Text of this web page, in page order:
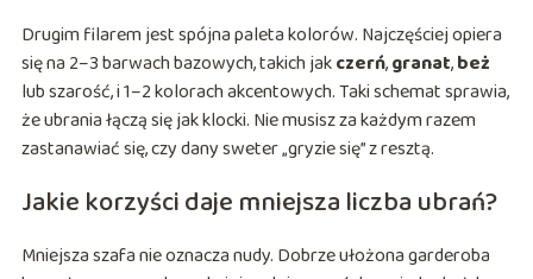
Drugim filarem jest spójna paleta kolorów. Najczęściej opiera
się na 2–3 barwach bazowych, takich jakczerń,granat,beż
lub szarość, i 1–2 kolorach akcentowych. Taki schemat sprawia,
że ubrania łączą się jak klocki. Nie musisz za każdym razem
zastanawiać się, czy dany sweter „gryzie się” z resztą.
Jakie korzyści daje mniejsza liczba ubrań?
Mniejsza szafa nie oznacza nudy. Dobrze ułożona garderoba